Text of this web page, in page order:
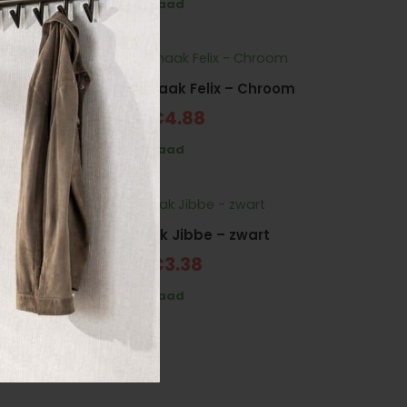
Kapstokhaak Felix – Chroom
Vanaf €4.88
Wandhaak Jibbe – zwart
€3.38